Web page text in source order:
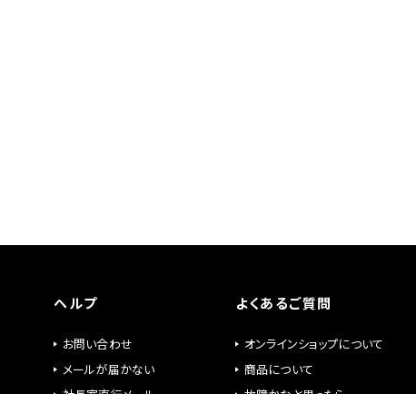
ヘルプ
お問い合わせ
メールが届かない
よくあるご質問
オンラインショップについて
商品について